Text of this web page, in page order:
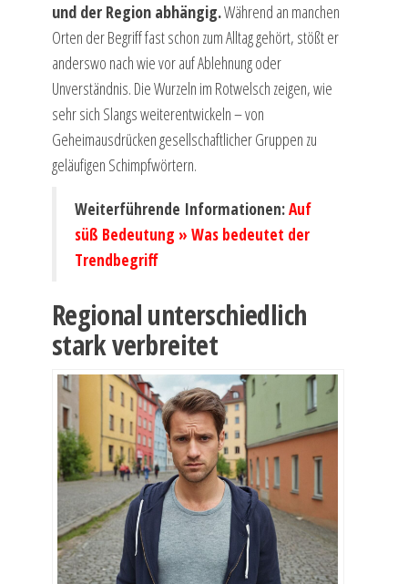
und der Region abhängig.Während an manchen
Orten der Begriff fast schon zum Alltag gehört, stößt er
anderswo nach wie vor auf Ablehnung oder
Unverständnis. Die Wurzeln im Rotwelsch zeigen, wie
sehr sich Slangs weiterentwickeln – von
Geheimausdrücken gesellschaftlicher Gruppen zu
geläufigen Schimpfwörtern.
Weiterführende Informationen:Auf
süß Bedeutung » Was bedeutet der
Trendbegriff
Regional unterschiedlich
stark verbreitet